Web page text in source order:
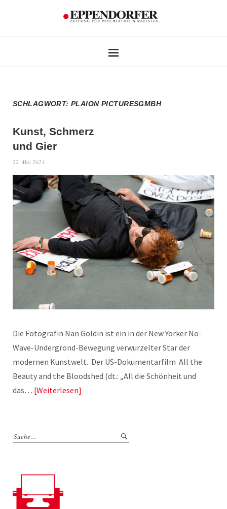
SCHLAGWORT:PLAION PICTURESGMBH
Kunst, Schmerz
und Gier
22. Mai 2023
Die Fotografin Nan Goldin ist ein in der New Yorker No-
Wave-Undergrond-Bewegung verwurzelter Star der
modernen Kunstwelt. Der US-Dokumentarfilm All the
Beauty and the Bloodshed (dt.: „All die Schönheit und
das… Weiterlesen